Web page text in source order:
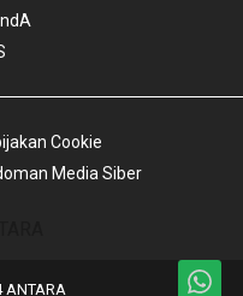
Cookie
Media Siber